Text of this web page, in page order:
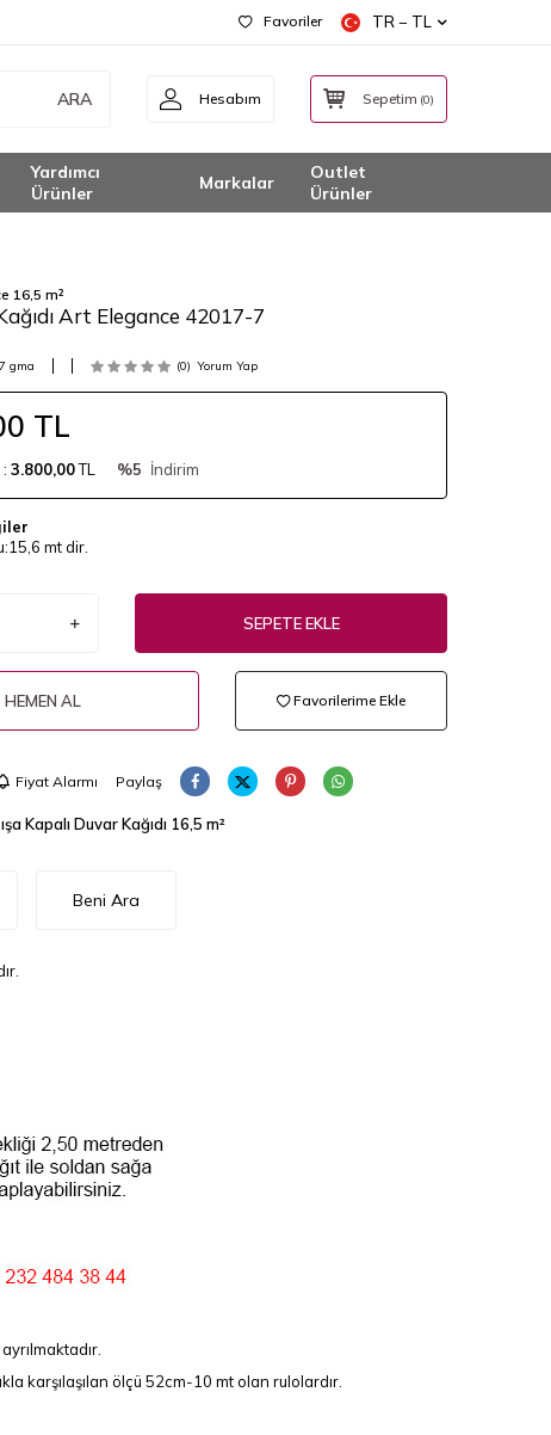
Favoriler TR − TL
ARA Hesabım Sepetim (0)
Yardımcı
Ürünler
Markalar
Outlet
Ürünler
16,5 m²
Art Elegance 42017-7
gma (0) Yorum Yap
TL
3.800,00TL %5 İndirim
mt dir.
SEPETE EKLE
HEMEN AL Favorilerime Ekle
Fiyat Alarmı Paylaş
Kapalı Duvar Kağıdı 16,5 m²
Beni Ara
karşılaşılan ölçü 52cm-10 mt olan rulolardır.